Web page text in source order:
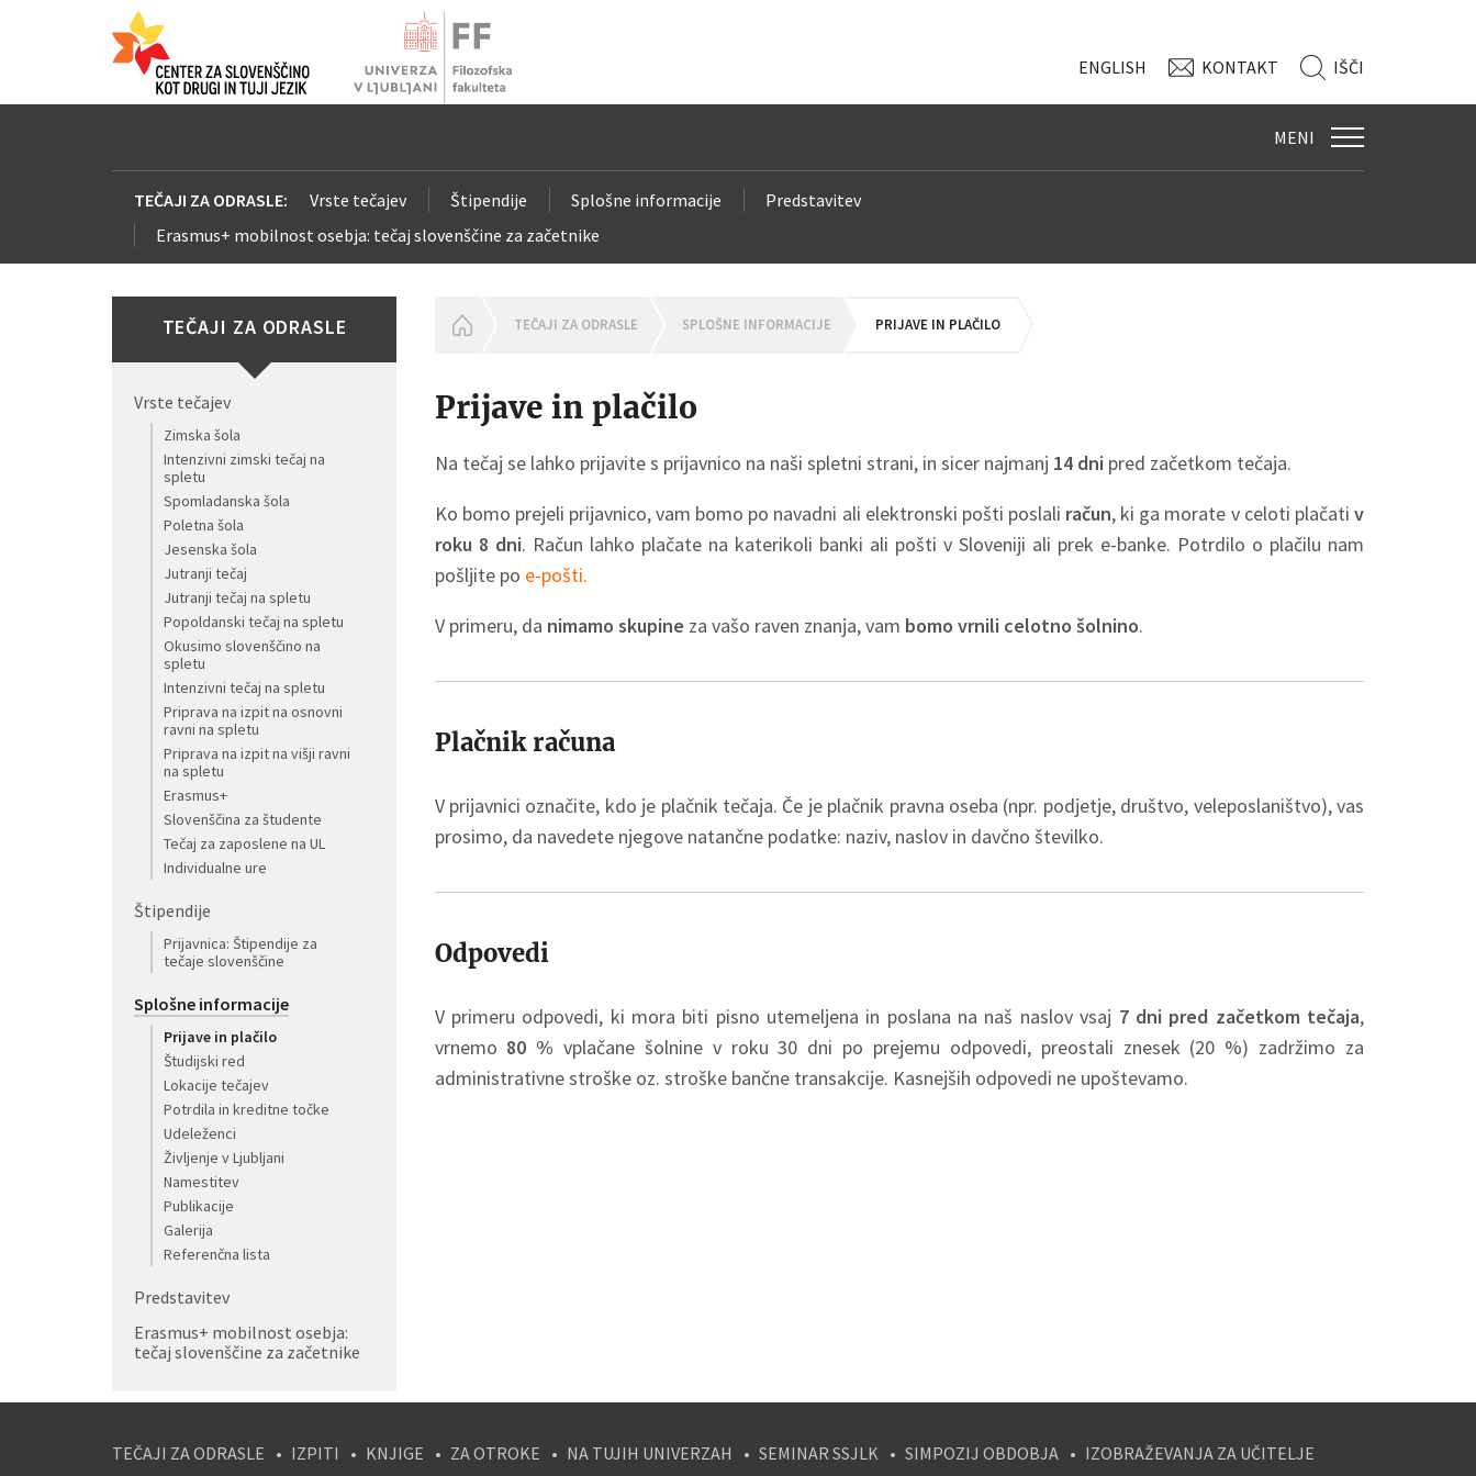
ENGLISH KONTAKT IŠČI
MENI
TEČAJI ZA ODRASLE: Vrste tečajev Štipendije Splošne informacije
Predstavitev
Erasmus+ mobilnost osebja: tečaj slovenščine za začetnike
TEČAJI ZA ODRASLE
Vrste tečajev
Zimska šola
Intenzivni zimski tečaj na
spletu
Spomladanska šola
Poletna šola
Jesenska šola
Jutranji tečaj
Jutranji tečaj na spletu
Popoldanski tečaj na spletu
Okusimo slovenščino na
spletu
Intenzivni tečaj na spletu
Priprava na izpit na osnovni
ravni na spletu
Priprava na izpit na višji ravni
na spletu
Erasmus+
Slovenščina za študente
Tečaj za zaposlene na UL
Individualne ure
Štipendije
Prijavnica: Štipendije za
tečaje slovenščine
Splošne informacije
Prijave in plačilo
Študijski red
Lokacije tečajev
Potrdila in kreditne točke
Udeleženci
Življenje v Ljubljani
Namestitev
Publikacije
Galerija
Referenčna lista
Predstavitev
Erasmus+ mobilnost osebja:
tečaj slovenščine za začetnike
HOMEPAGE
TEČAJI ZA ODRASLE SPLOŠNE INFORMACIJE PRIJAVE IN PLAČILO
Prijave in plačilo
Na tečaj se lahko prijavite s prijavnico na naši spletni strani, in sicer najmanj 14 dni pred začetkom tečaja.
Ko bomo prejeli prijavnico, vam bomo po navadni ali elektronski pošti poslali račun, ki ga morate v celoti plačati v
roku 8 dni. Račun lahko plačate na katerikoli banki ali pošti v Sloveniji ali prek e-banke. Potrdilo o plačilu nam
pošljite po e-pošti.
V primeru, da nimamo skupine za vašo raven znanja, vam bomo vrnili celotno šolnino.
Plačnik računa
V prijavnici označite, kdo je plačnik tečaja. Če je plačnik pravna oseba (npr. podjetje, društvo, veleposlaništvo), vas
prosimo, da navedete njegove natančne podatke: naziv, naslov in davčno številko.
Odpovedi
V primeru odpovedi, ki mora biti pisno utemeljena in poslana na naš naslov vsaj 7 dni pred začetkom tečaja,
vrnemo 80 % vplačane šolnine v roku 30 dni po prejemu odpovedi, preostali znesek (20 %) zadržimo za
administrativne stroške oz. stroške bančne transakcije. Kasnejših odpovedi ne upoštevamo.
TEČAJI ZA ODRASLE IZPITI KNJIGE ZA OTROKE NA TUJIH UNIVERZAH SEMINAR SSJLK SIMPOZIJ OBDOBJA IZOBRAŽEVANJA ZA UČITELJE